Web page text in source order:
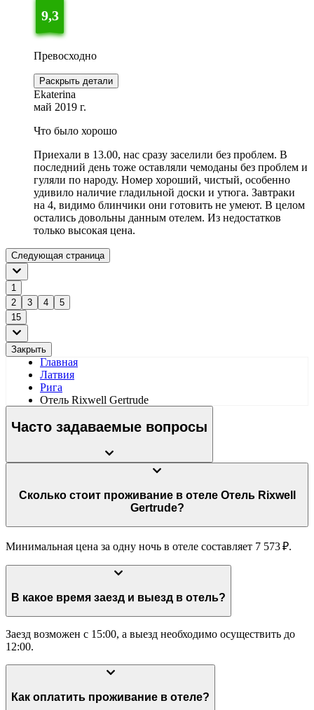
9,3
Превосходно
Раскрыть детали
Ekaterina
май 2019 г.
Что было хорошо
Приехали в 13.00, нас сразу заселили без проблем. В
последний день тоже оставляли чемоданы без проблем и
гуляли по народу. Номер хороший, чистый, особенно
удивило наличие гладильной доски и утюга. Завтраки
на 4, видимо блинчики они готовить не умеют. В целом
остались довольны данным отелем. Из недостатков
только высокая цена.
Следующая страница
1
2
3 4
5
15
Закрыть
Главная
Латвия
Рига
Отель Rixwell Gertrude
Часто задаваемые вопросы
Сколько стоит проживание в отеле Отель Rixwell
Gertrude?
Минимальная цена за одну ночь в отеле составляет 7 573 ₽.
В какое время заезд и выезд в отель?
Заезд возможен с 15:00, а выезд необходимо осуществить до
12:00.
Как оплатить проживание в отеле?